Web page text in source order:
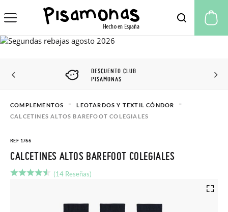
DESCUENTO CLUB
PISAMONAS
COMPLEMENTOS
LEOTARDOS Y TEXTIL CÓNDOR
CALCETINES ALTOS BAREFOOT COLEGIALES
REF 1766
CALCETINES ALTOS BAREFOOT COLEGIALES
(14 Reseñas)